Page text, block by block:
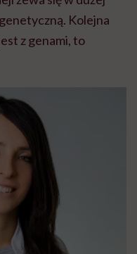
Kolejna
z genami, to